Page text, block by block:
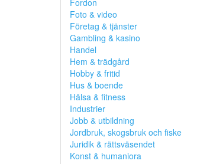
Fordon
Foto & video
Företag & tjänster
Gambling & kasino
Handel
Hem & trädgård
Hobby & fritid
Hus & boende
Hälsa & fitness
Industrier
Jobb & utbildning
Jordbruk, skogsbruk och fiske
Juridik & rättsväsendet
Konst & humaniora